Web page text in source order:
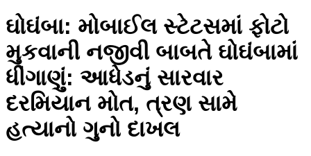
ઘોઘંબા: મોબાઈલ સ્ટેટસમાં ફોટો
મુકવાની નજીવી બાબતે ઘોઘંબામાં
ધીંગાણું: આધેડનું સારવાર
દરમિયાન મોત, ત્રણ સામે
હત્યાનો ગુનો દાખલ